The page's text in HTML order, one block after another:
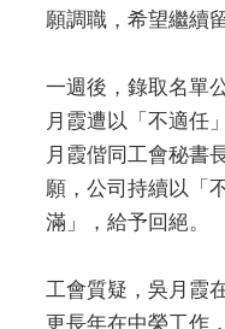
願調職，希望繼續
一週後，錄取名單
月霞遭以「不適任
月霞偕同工會秘書
願，公司持續以「
滿」，給予回絕。
工會質疑，吳月霞
更長年在中榮工作